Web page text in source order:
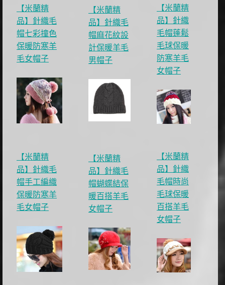
【米蘭精
品】針織毛
帽七彩撞色
保暖防寒羊
毛女帽子
【米蘭精
品】針織毛
帽麻花紋設
計保暖羊毛
男帽子
【米蘭精
品】針織
毛帽蓬鬆
毛球保暖
防寒羊毛
女帽子
【米蘭精
品】針織毛
帽手工編織
保暖防寒羊
毛女帽子
【米蘭精
品】針織毛
帽蝴蝶結保
暖百搭羊毛
女帽子
【米蘭精
品】針織
毛帽時尚
毛球保暖
百搭羊毛
女帽子